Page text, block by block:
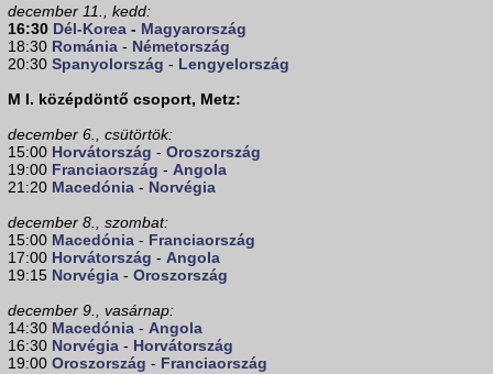
december 11., kedd:
16:30 Dél-Korea - Magyarország
18:30 Románia - Németország
20:30 Spanyolország - Lengyelország
M I. középdöntő csoport, Metz:
december 6., csütörtök:
15:00 Horvátország - Oroszország
19:00 Franciaország - Angola
21:20 Macedónia - Norvégia
december 8., szombat:
15:00 Macedónia - Franciaország
17:00 Horvátország - Angola
19:15 Norvégia - Oroszország
december 9., vasárnap:
14:30 Macedónia - Angola
16:30 Norvégia - Horvátország
19:00 Oroszország - Franciaország